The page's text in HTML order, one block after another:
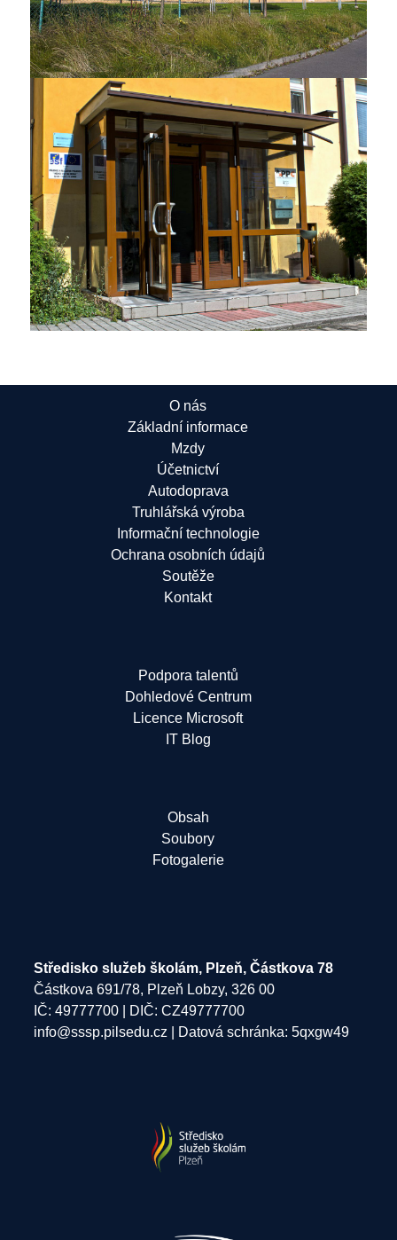
O nás
Základní informace
Mzdy
Účetnictví
Autodoprava
Truhlářská výroba
Informační technologie
Ochrana osobních údajů
Soutěže
Kontakt
Podpora talentů
Dohledové Centrum
Licence Microsoft
IT Blog
Obsah
Soubory
Fotogalerie
Středisko služeb školám, Plzeň, Částkova 78
Částkova 691/78, Plzeň Lobzy, 326 00
IČ: 49777700 | DIČ: CZ49777700
info@sssp.pilsedu.cz | Datová schránka: 5qxgw49